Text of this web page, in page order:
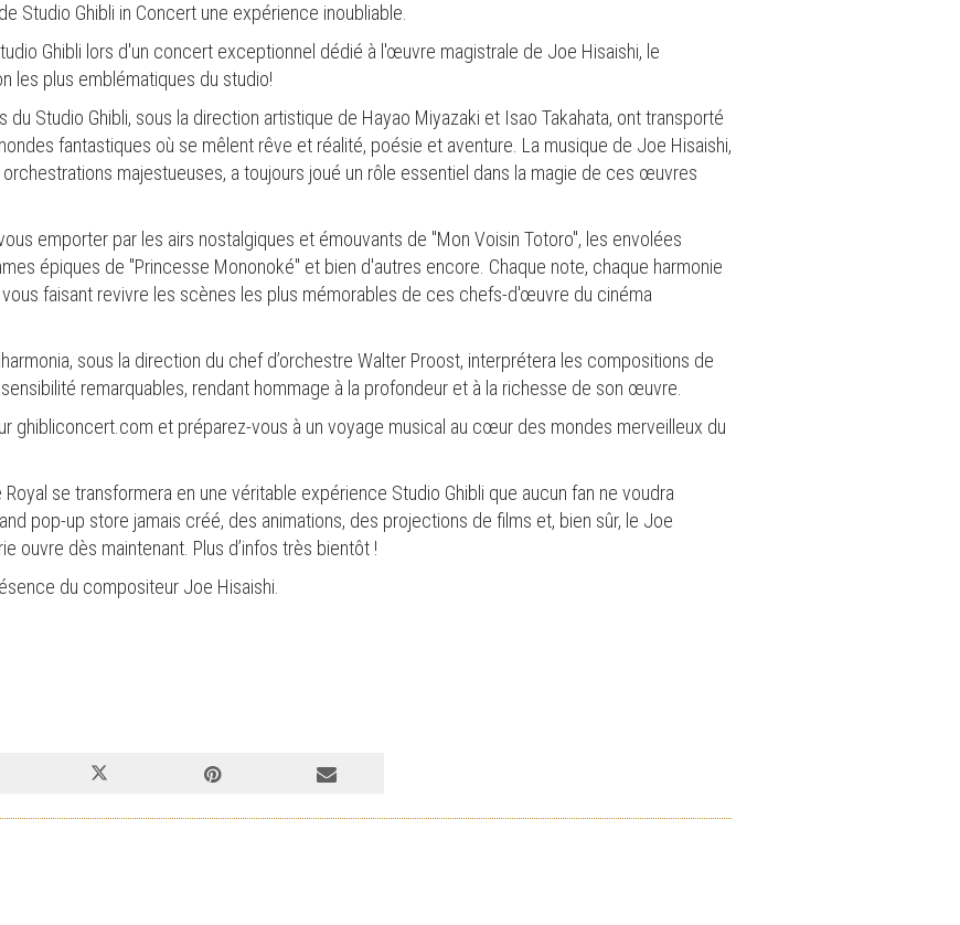
Studio Ghibli in Concert une expérience inoubliable.
Ghibli lors d'un concert exceptionnel dédié à l'œuvre magistrale de Joe Hisaishi, le
les plus emblématiques du studio!
Studio Ghibli, sous la direction artistique de Hayao Miyazaki et Isao Takahata, ont transporté
fantastiques où se mêlent rêve et réalité, poésie et aventure. La musique de Joe Hisaishi,
majestueuses, a toujours joué un rôle essentiel dans la magie de ces œuvres
emporter par les airs nostalgiques et émouvants de "Mon Voisin Totoro", les envolées
épiques de "Princesse Mononoké" et bien d'autres encore. Chaque note, chaque harmonie
faisant revivre les scènes les plus mémorables de ces chefs-d'œuvre du cinéma
sous la direction du chef d’orchestre Walter Proost, interprétera les compositions de
remarquables, rendant hommage à la profondeur et à la richesse de son œuvre.
ghibliconcert.com et préparez-vous à un voyage musical au cœur des mondes merveilleux du
se transformera en une véritable expérience Studio Ghibli que aucun fan ne voudra
pop-up store jamais créé, des animations, des projections de films et, bien sûr, le Joe
ouvre dès maintenant. Plus d’infos très bientôt !
du compositeur Joe Hisaishi.